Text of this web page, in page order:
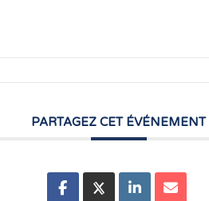
PARTAGEZ CET ÉVÉNEMENT